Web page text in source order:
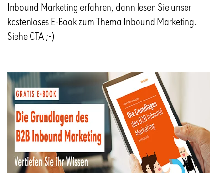
Inbound Marketing erfahren, dann lesen Sie unser
kostenloses E-Book zum Thema Inbound Marketing.
Siehe CTA ;-)